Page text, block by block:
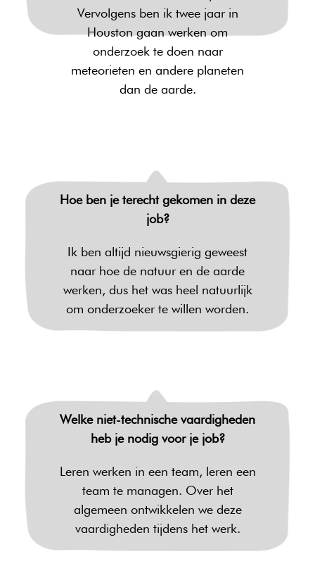
Vervolgens ben ik twee jaar in
Houston gaan werken om
onderzoek te doen naar
meteorieten en andere planeten
dan de aarde.
Hoe ben je terecht gekomen in deze
job?
Ik ben altijd nieuwsgierig geweest
naar hoe de natuur en de aarde
werken, dus het was heel natuurlijk
om onderzoeker te willen worden.
Welke niet-technische vaardigheden
heb je nodig voor je job?
Leren werken in een team, leren een
team te managen. Over het
algemeen ontwikkelen we deze
vaardigheden tijdens het werk.